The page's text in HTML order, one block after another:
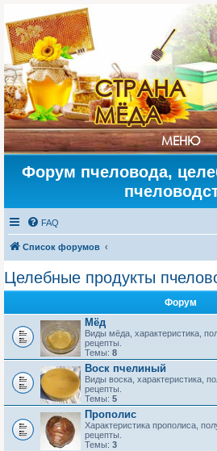
СТРАНА
МЁДА
МЕНЮ
Форум пчеловода,
FAQ
Список форумов
Целебные продукты
Форум
Мёд
Виды мёда, характеристика,
рецепты.
Темы: 8
Воск пчелиный
Виды воска, характеристика,
рецепты.
Темы: 5
Прополис
Характеристика прополиса,
рецепты.
Темы: 3